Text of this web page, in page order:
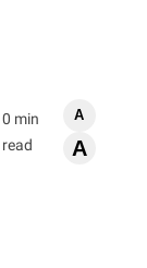
0 min
read
A
A